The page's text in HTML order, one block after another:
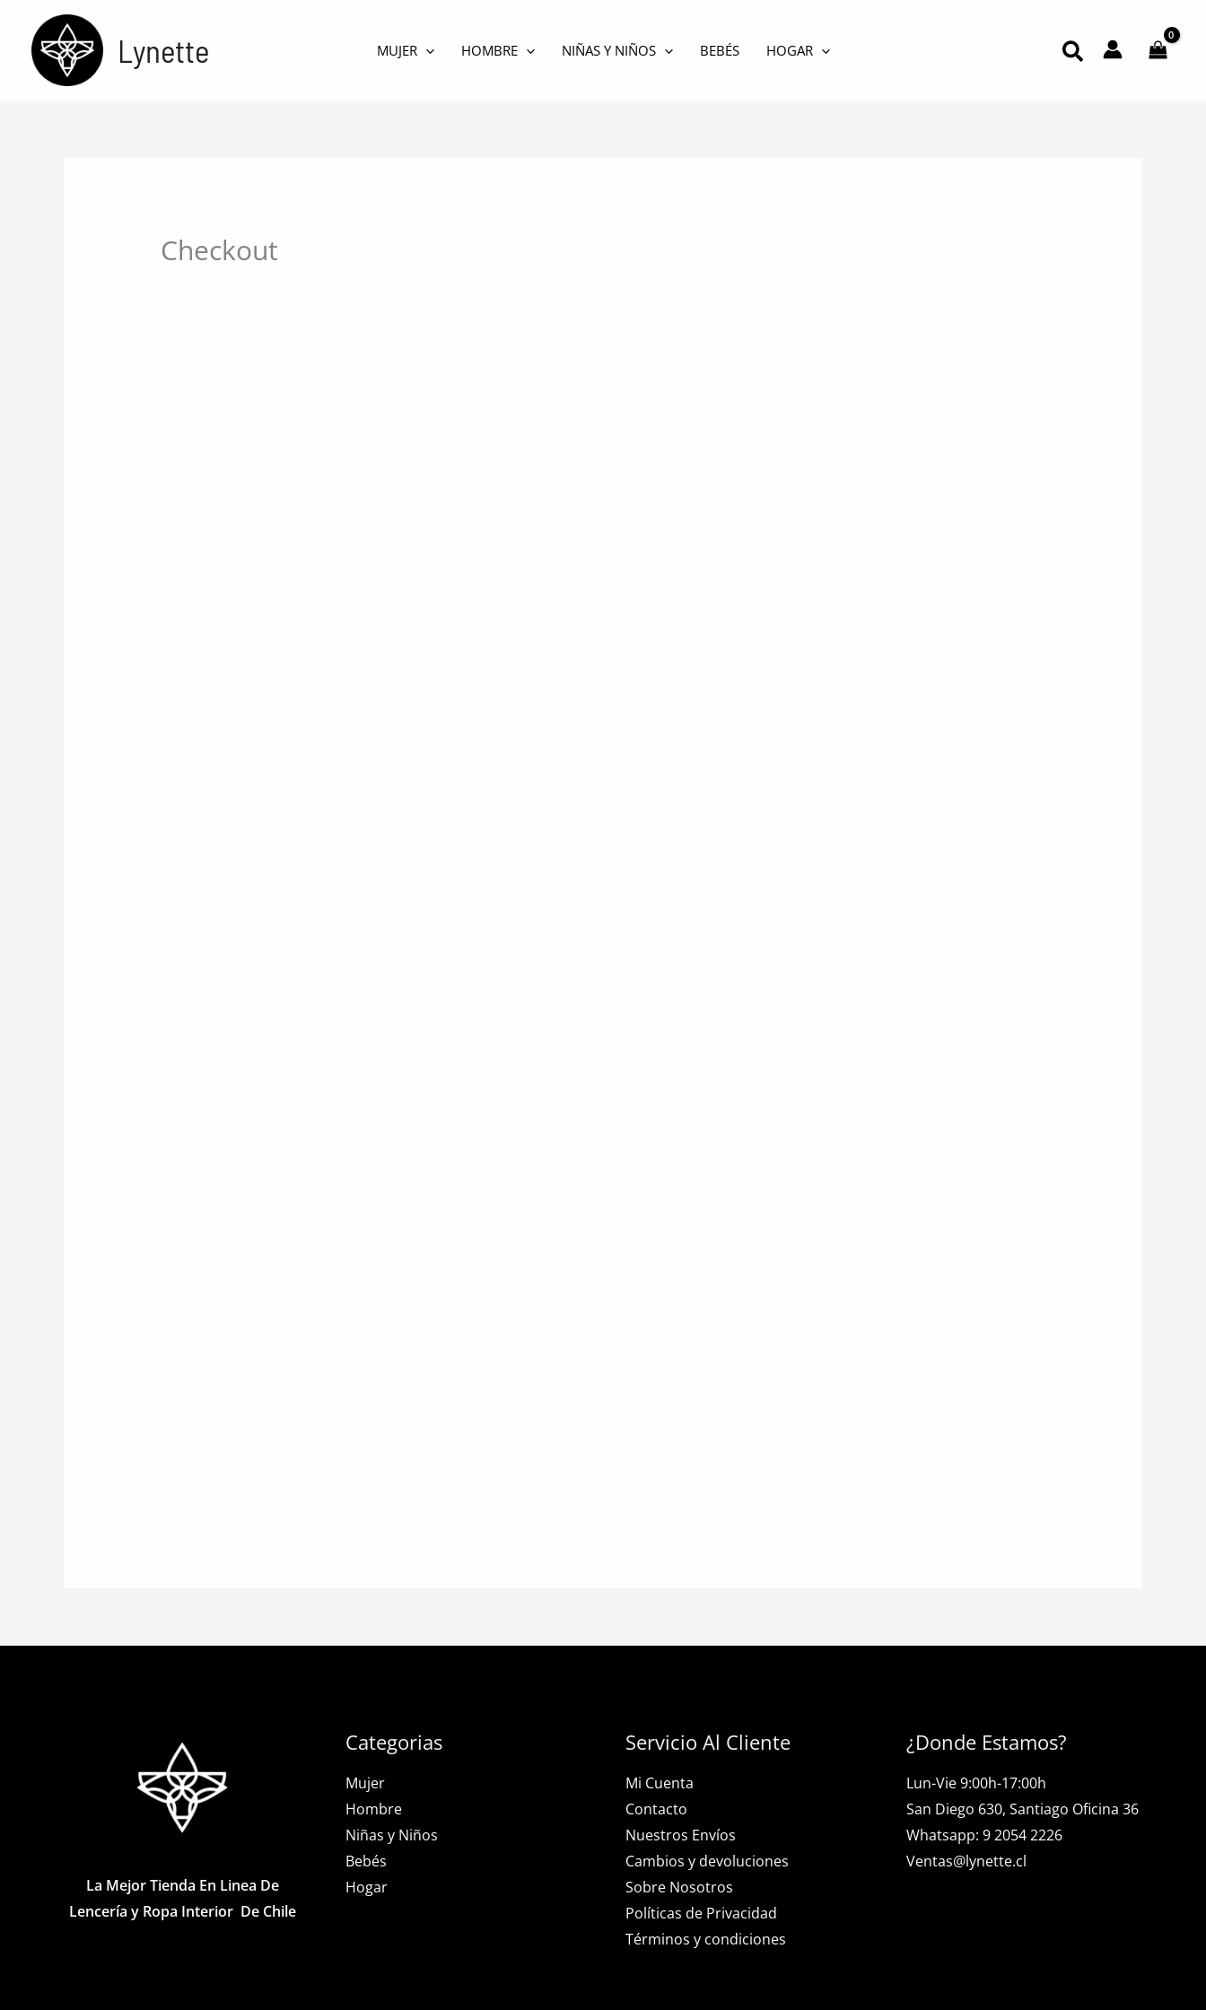
contenido
Lynette MUJER HOMBRE NIÑAS Y NIÑOS BEBÉS HOGAR Buscar
Checkout
La Mejor Tienda En Linea De
Lencería y Ropa Interior De Chile
Categorias
Mujer
Hombre
Niñas y Niños
Bebés
Hogar
Servicio Al Cliente
Mi Cuenta
Contacto
Nuestros Envíos
Cambios y devoluciones
Sobre Nosotros
Políticas de Privacidad
Términos y condiciones
¿Donde Estamos?
Lun-Vie 9:00h-17:00h
San Diego 630, Santiago Oficina 36
Whatsapp: 9 2054 2226
Ventas@lynette.cl